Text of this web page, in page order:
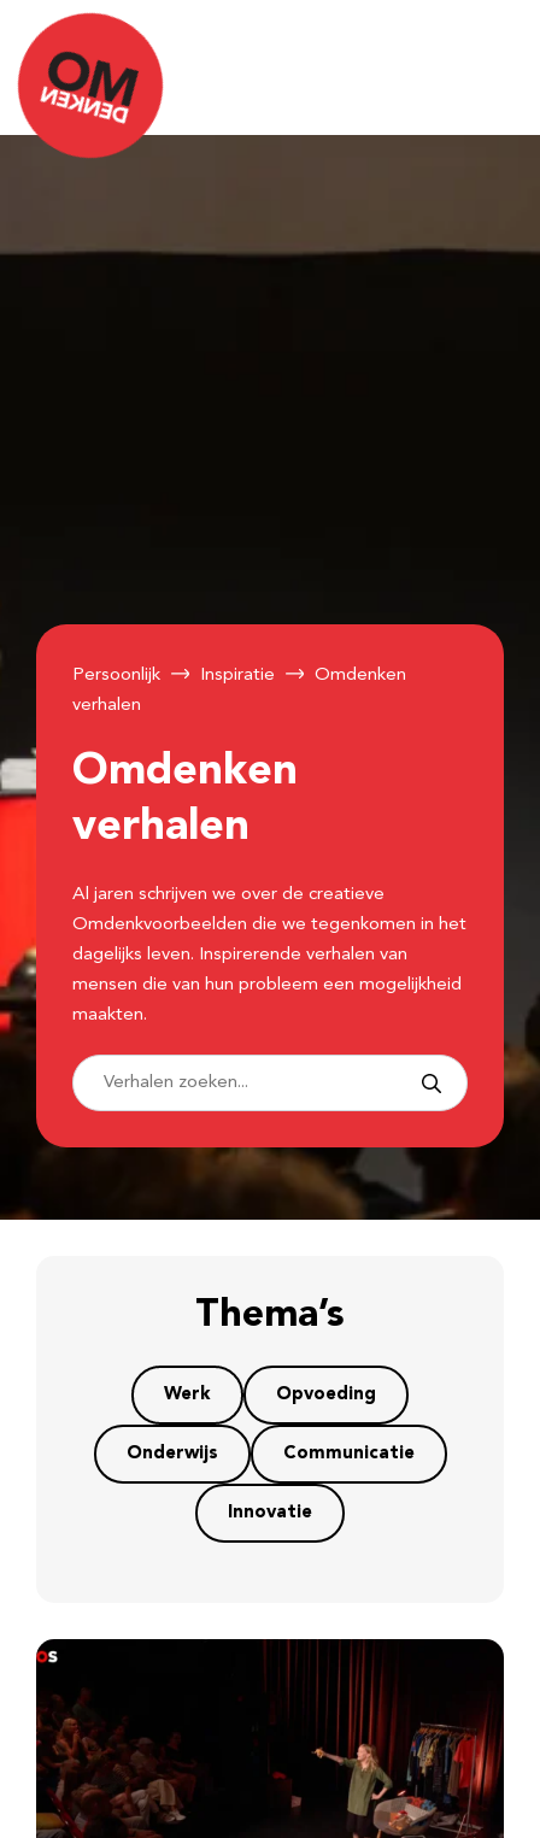
Persoonlijk Inspiratie
Omdenken
verhalen
Omdenken
verhalen
Al jaren schrijven we over de creatieve
Omdenkvoorbeelden die we tegenkomen in het
dagelijks leven. Inspirerende verhalen van
mensen die van hun probleem een mogelijkheid
maakten.
Thema’s
Werk Opvoeding
Onderwijs Communicatie
Innovatie